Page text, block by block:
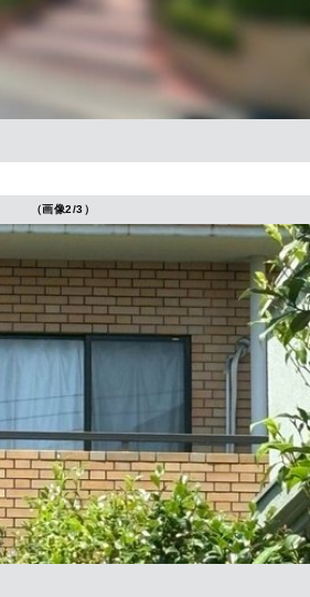
（画像2/3）